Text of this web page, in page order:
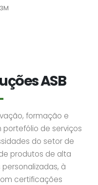
ASB
formação e
de serviços
do setor de
produtos de alta
à
certificações